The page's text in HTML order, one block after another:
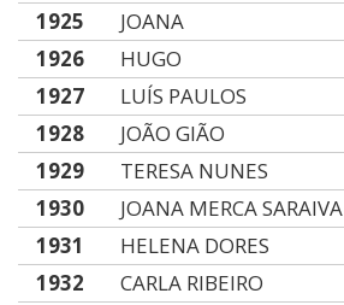
1925
JOANA
1926
HUGO
1927
LUÍS PAULOS
1928
JOÃO GIÃO
1929
TERESA NUNES
1930
JOANA MERCA SARAIVA
1931
HELENA DORES
1932
CARLA RIBEIRO